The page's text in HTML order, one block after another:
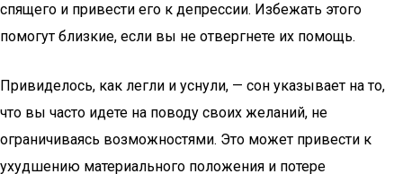
спящего и привести его к депрессии. Избежать этого
помогут близкие, если вы не отвергнете их помощь.
Привиделось, как легли и уснули, — сон указывает на то,
что вы часто идете на поводу своих желаний, не
ограничиваясь возможностями. Это может привести к
ухудшению материального положения и потере